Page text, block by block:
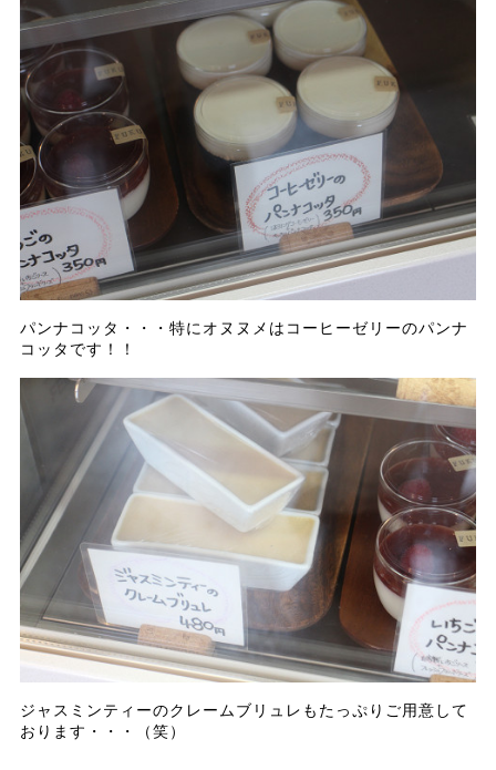
パンナコッタ・・・特にオヌヌメはコーヒーゼリーのパンナ
コッタです！！
ジャスミンティーのクレームブリュレもたっぷりご用意して
おります・・・（笑）